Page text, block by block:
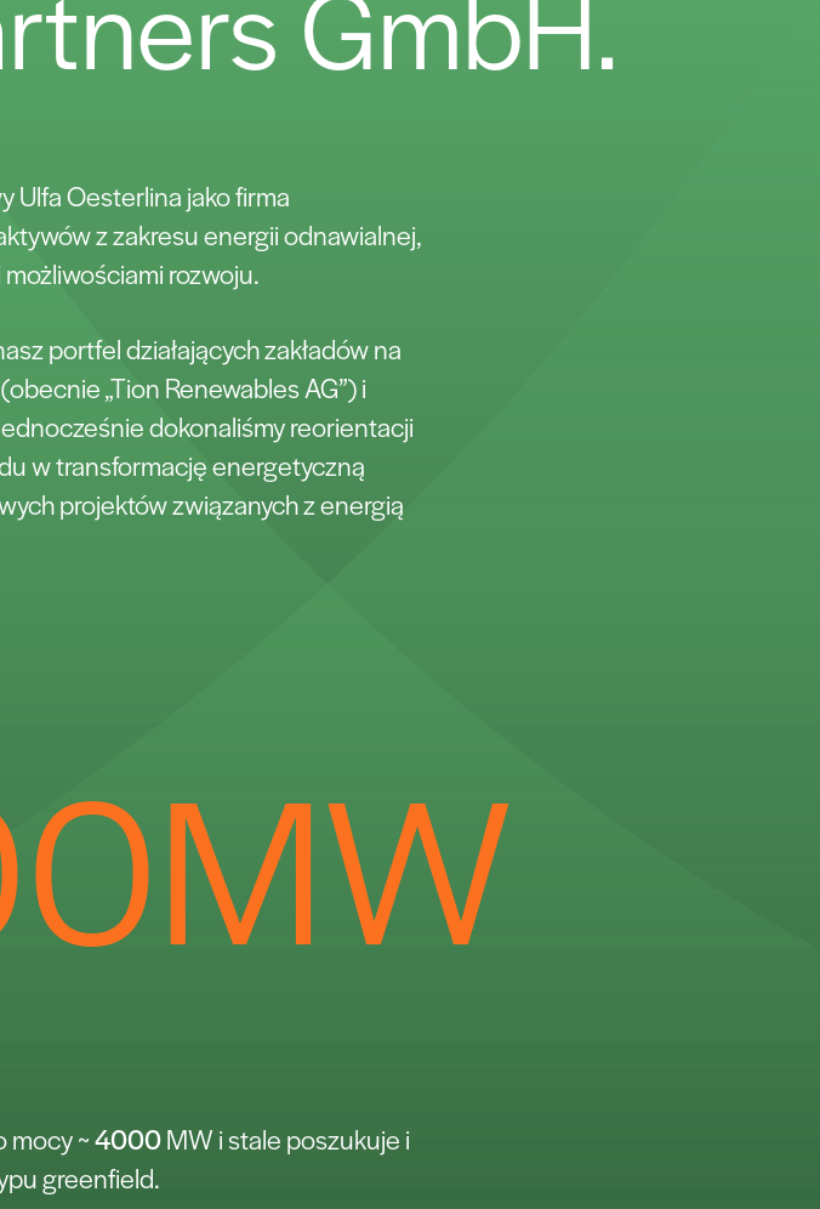
Ulfa Oesterlina jako firma
z zakresu energii odnawialnej,
rozwoju.
portfel działających zakładów na
„Tion Renewables AG”) i
dokonaliśmy reorientacji
w transformację energetyczną
projektów związanych z energią
MW
mocy ~4000MW i stale poszukuje i
greenfield.